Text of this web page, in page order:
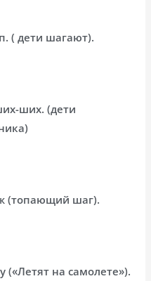
( дети шагают).
ших. (дети
(топающий шаг).
(«Летят на самолете»).